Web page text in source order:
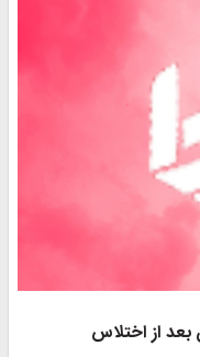
از اختلاس